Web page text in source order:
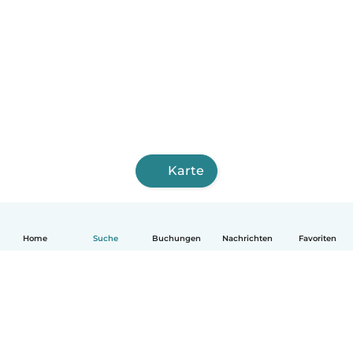
Home Suche Buchungen Nachrichten Favoriten
Karte